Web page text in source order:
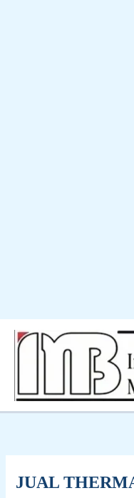
Skip
JUAL